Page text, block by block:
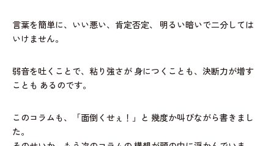
言葉を簡単に、いい悪い、肯定否定、
明るい暗いで二分しては
いけません。
弱音を吐くことで、粘り強さが 身につくことも、決断力が増す
ことも あるのです。
このコラムも、「面倒くせぇ！」と 幾度か叫びながら書きまし
た。